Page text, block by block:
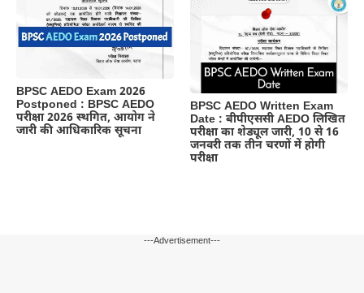
BPSC AEDO Exam 2026
Postponed : BPSC AEDO
परीक्षा 2026 स्थगित, आयोग ने
जारी की आधिकारिक सूचना
BPSC AEDO Written Exam
Date : बीपीएससी AEDO लिखित
परीक्षा का शेड्यूल जारी, 10 से 16
जनवरी तक तीन चरणों में होगी
परीक्षा
---Advertisement---